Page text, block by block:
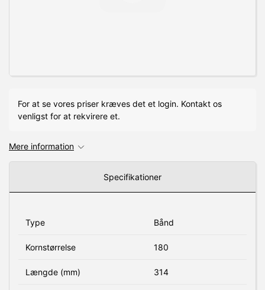
For at se vores priser kræves det et login. Kontakt os
venligst for at rekvirere et.
Mere information
Specifikationer
Type Bånd
Kornstørrelse 180
Længde (mm) 314